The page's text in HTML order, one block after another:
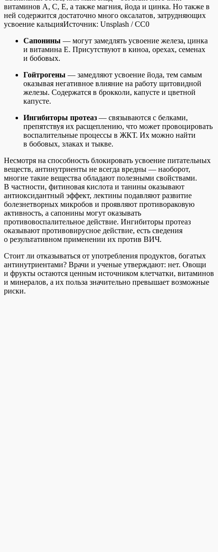
витаминов А, С, Е, а также магния, йода и цинка. Но также в
ней содержится достаточно много оксалатов, затрудняющих
усвоение кальцияИсточник: Unsplash / CC0
Сапонины — могут замедлять усвоение железа, цинка
и витамина Е. Присутствуют в киноа, орехах, семенах
и бобовых.
Гойтрогены — замедляют усвоение йода, тем самым
оказывая негативное влияние на работу щитовидной
железы. Содержатся в брокколи, капусте и цветной
капусте.
Ингибиторы протеаз — связываются с белками,
препятствуя их расщеплению, что может провоцировать
воспалительные процессы в ЖКТ. Их можно найти
в бобовых, злаках и тыкве.
Несмотря на способность блокировать усвоение питательных
веществ, антинутриенты не всегда вредны — наоборот,
многие такие вещества обладают полезными свойствами.
В частности, фитиновая кислота и танины оказывают
антиоксидантный эффект, лектины подавляют развитие
болезнетворных микробов и проявляют противораковую
активность, а сапонины могут оказывать
противовоспалительное действие. Ингибиторы протеаз
оказывают противовирусное действие, есть сведения
о результативном применении их против ВИЧ.
Стоит ли отказываться от употребления продуктов, богатых
антинутриентами? Врачи и ученые утверждают: нет. Овощи
и фрукты остаются ценным источником клетчатки, витаминов
и минералов, а их польза значительно превышает возможные
риски.